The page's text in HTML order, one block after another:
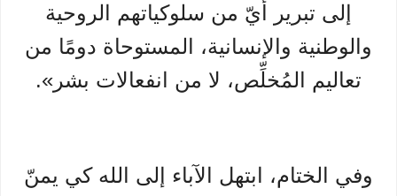
إلى تبرير أيّ من سلوكياتهم الروحية
والوطنية والإنسانية، المستوحاة دومًا من
تعاليم المُخلِّص، لا من انفعالات بشر».
وفي الختام، ابتهل الآباء إلى الله كي يمنّ